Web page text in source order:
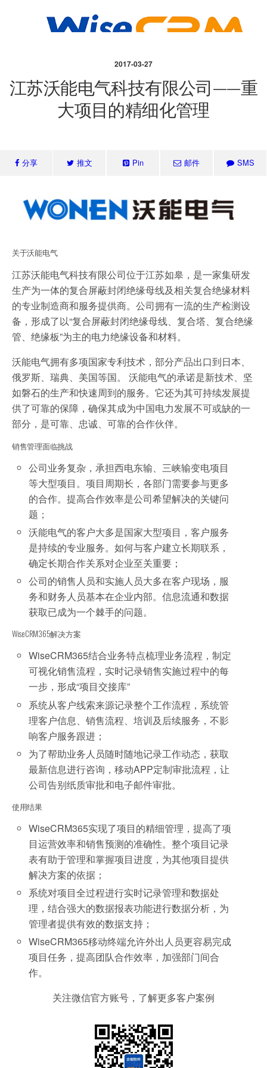
2017-03-27
江苏沃能电气科技有限公司——重
大项目的精细化管理
分享 推文 Pin 邮件 SMS
关于沃能电气
江苏沃能电气科技有限公司位于江苏如皋，是一家集研发
生产为一体的复合屏蔽封闭绝缘母线及相关复合绝缘材料
的专业制造商和服务提供商。公司拥有一流的生产检测设
备，形成了以“复合屏蔽封闭绝缘母线、复合塔、复合绝缘
管、绝缘板”为主的电力绝缘设备和材料。
沃能电气拥有多项国家专利技术，部分产品出口到日本、
俄罗斯、瑞典、美国等国。 沃能电气的承诺是新技术、坚
如磐石的生产和快速周到的服务。它还为其可持续发展提
供了可靠的保障，确保其成为中国电力发展不可或缺的一
部分，是可靠、忠诚、可靠的合作伙伴。
销售管理面临挑战
公司业务复杂，承担西电东输、三峡输变电项目
等大型项目。项目周期长，各部门需要参与更多
的合作。提高合作效率是公司希望解决的关键问
题；
沃能电气的客户大多是国家大型项目，客户服务
是持续的专业服务。如何与客户建立长期联系，
确定长期合作关系对企业至关重要；
公司的销售人员和实施人员大多在客户现场，服
务和财务人员基本在企业内部。信息流通和数据
获取已成为一个棘手的问题。
WiseCRM365解决方案
WiseCRM365结合业务特点梳理业务流程，制定
可视化销售流程，实时记录销售实施过程中的每
一步，形成“项目交接库”
系统从客户线索来源记录整个工作流程，系统管
理客户信息、销售流程、培训及后续服务，不影
响客户服务跟进；
为了帮助业务人员随时随地记录工作动态，获取
最新信息进行咨询，移动APP定制审批流程，让
公司告别纸质审批和电子邮件审批。
使用结果
WiseCRM365实现了项目的精细管理，提高了项
目运营效率和销售预测的准确性。整个项目记录
表有助于管理和掌握项目进度，为其他项目提供
解决方案的依据；
系统对项目全过程进行实时记录管理和数据处
理，结合强大的数据报表功能进行数据分析，为
管理者提供有效的数据支持；
WiseCRM365移动终端允许外出人员更容易完成
项目任务，提高团队合作效率，加强部门间合
作。
关注微信官方账号，了解更多客户案例